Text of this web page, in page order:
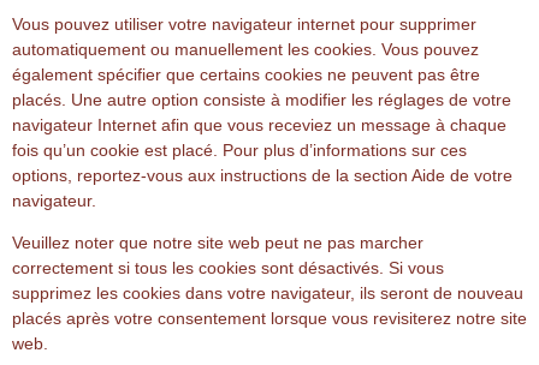
Vous pouvez utiliser votre navigateur internet pour supprimer
automatiquement ou manuellement les cookies. Vous pouvez
également spécifier que certains cookies ne peuvent pas être
placés. Une autre option consiste à modifier les réglages de votre
navigateur Internet afin que vous receviez un message à chaque
fois qu’un cookie est placé. Pour plus d’informations sur ces
options, reportez-vous aux instructions de la section Aide de votre
navigateur.
Veuillez noter que notre site web peut ne pas marcher
correctement si tous les cookies sont désactivés. Si vous
supprimez les cookies dans votre navigateur, ils seront de nouveau
placés après votre consentement lorsque vous revisiterez notre site
web.